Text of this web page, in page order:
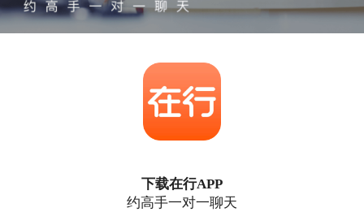
下载在行APP
约高手一对一聊天